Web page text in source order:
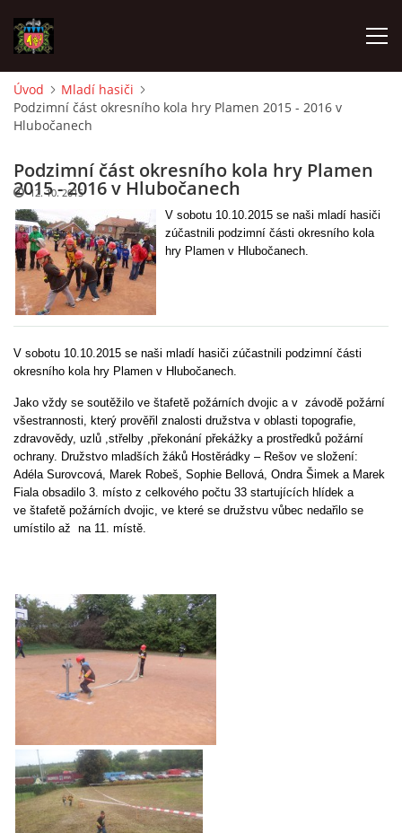
ÚVOD
O SBORU
POZVÁNKY
CO SE DĚLO?
MLADÍ HASIČI
ZÁSAHOVÁ JEDNOTKA
DRUŽSTVO MUŽŮ
KONTAKT
DOTACE POSKYTNUTÁ Z ROZPOČTU JIHOMORAVSKÉHO
KRAJE
JEDNOTNÝ SYSTÉM VAROVÁNÍ A VYROZUMĚNÍ
OBYVATELSTVA ČR
VÝBOR SDH
KALENDÁŘ SDH
Úvod
Mladí hasiči
Podzimní část okresního kola hry Plamen 2015 - 2016 v
Hlubočanech
Podzimní část okresního kola hry Plamen
2015 - 2016 v Hlubočanech
V sobotu 10.10.2015 se naši mladí hasiči
zúčastnili podzimní části okresního kola
hry Plamen v Hlubočanech.
12. 10. 2015
V sobotu 10.10.2015 se naši mladí hasiči zúčastnili podzimní části
okresního kola hry Plamen v Hlubočanech.
Jako vždy se soutěžilo ve štafetě požárních dvojic a v závodě požární
všestrannosti, který prověřil znalosti družstva v oblasti topografie,
zdravovědy, uzlů ,střelby ,překonání překážky a prostředků požární
ochrany. Družstvo mladších žáků Hostěrádky – Rešov ve složení:
Adéla Surovcová, Marek Robeš, Sophie Bellová, Ondra Šimek a Marek
Fiala obsadilo 3. místo z celkového počtu 33 startujících hlídek a
ve štafetě požárních dvojic, ve které se družstvu vůbec nedařilo se
umístilo až na 11. místě.